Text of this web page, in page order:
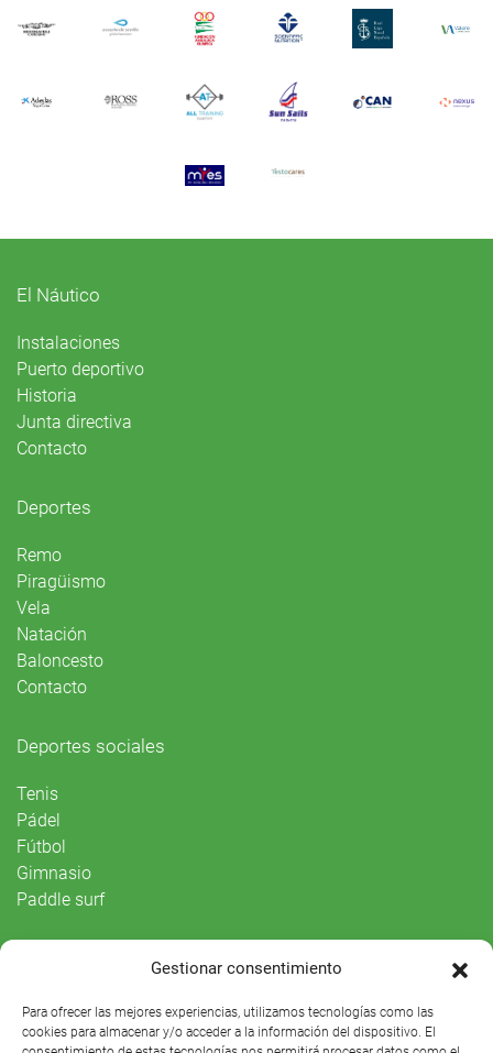
Gestionar consentimiento
Para ofrecer las mejores experiencias, utilizamos tecnologías como las
cookies para almacenar y/o acceder a la información del dispositivo. El
El Náutico
Instalaciones
Puerto deportivo
Historia
Junta directiva
Contacto
Deportes
Remo
Piragüismo
Vela
Natación
Baloncesto
Contacto
Deportes sociales
Tenis
Pádel
Fútbol
Gimnasio
Paddle surf
Agenda